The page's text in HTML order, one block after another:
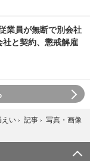
業員が無断で別会社
と契約、懲戒解雇
えい › 記事 › 写真・画像